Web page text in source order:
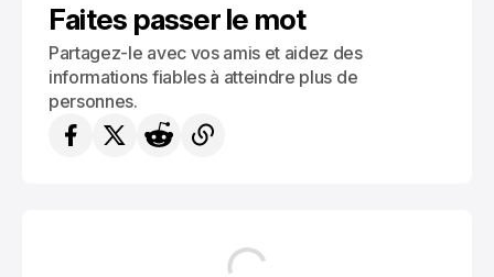
Faites passer le mot
Partagez-le avec vos amis et aidez des
informations fiables à atteindre plus de
personnes.